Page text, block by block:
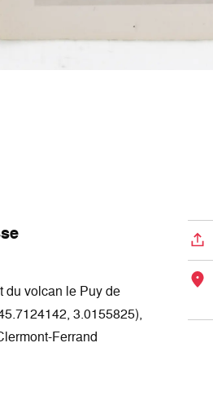
du volcan le Puy de
3.0155825),
Ferrand